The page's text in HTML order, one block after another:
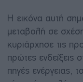
Η εικόνα αυτή
μεταβολή σε
κυριάρχησε τις
πρώτες ενδείξεις
πηγές ενέργειας,